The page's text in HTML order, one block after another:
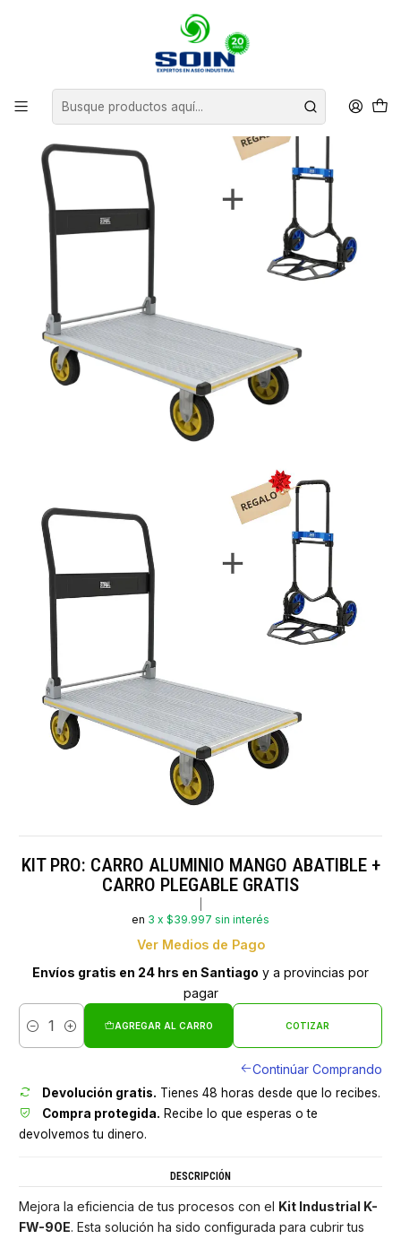
EQUIPAMIENTO CARROS MANUALES
KIT PRO: CARRO ALUMINIO MANGO ABATIBLE + CARRO PLEGABLE
GRATIS
KIT PRO: CARRO ALUMINIO MANGO ABATIBLE +
CARRO PLEGABLE GRATIS
en 3 x $39.997 sin interés
Ver Medios de Pago
Envíos gratis en 24 hrs en Santiago y a provincias por
pagar
Cantidad
AGREGAR AL CARRO COTIZAR
Continúar Comprando
Devolución gratis. Tienes 48 horas desde que lo recibes.
Compra protegida. Recibe lo que esperas o te
devolvemos tu dinero.
DESCRIPCIÓN
Mejora la eficiencia de tus procesos con el Kit Industrial K-
FW-90E. Esta solución ha sido configurada para cubrir tus